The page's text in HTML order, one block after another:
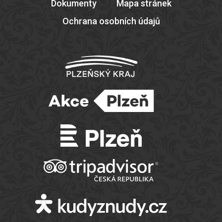
Dokumenty
Mapa stránek
Ochrana osobních údajů